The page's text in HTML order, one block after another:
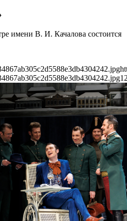
имени В. И. Качалова состоится